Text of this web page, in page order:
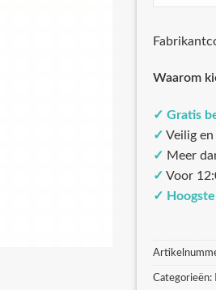
Waarom
✓ Gratis
✓ Veilig
✓ Meer
✓ Voor
✓
Categorieën: